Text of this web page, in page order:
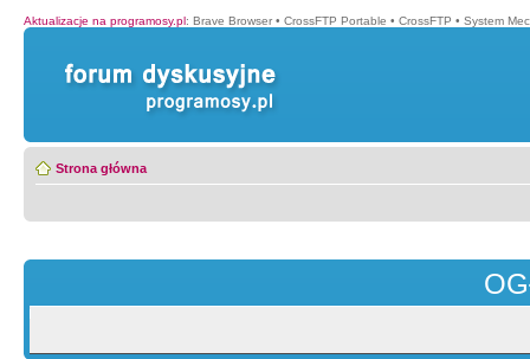
Aktualizacje na programosy.pl: Brave Browser • CrossFTP Portable • CrossFTP • System
Strona główna